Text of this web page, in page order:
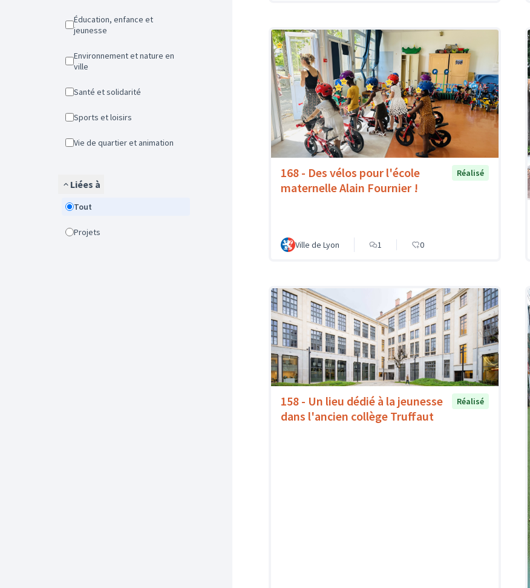
Éducation, enfance et
jeunesse
Environnement et nature en
ville
Santé et solidarité
Sports et loisirs
Vie de quartier et animation
Liées à
Tout
Projets
168 - Des vélos pour l'école
maternelle Alain Fournier !
Réalisé
Ville de Lyon 1 0
158 - Un lieu dédié à la jeunesse
dans l'ancien collège Truffaut
Réalisé